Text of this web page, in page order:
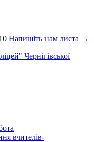
Напишіть нам листа →
Чернігівської
вчителів-